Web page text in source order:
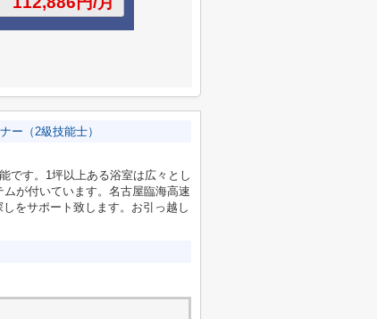
ー（2級技能士）
です。1坪以上ある浴室は広々とし
が付いています。名古屋臨海高速
をサポート致します。お引っ越し